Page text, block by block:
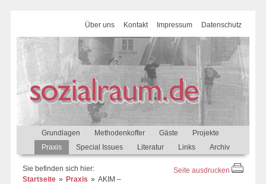
Über uns Kontakt Impressum Datenschutz
Grundlagen Methodenkoffer Gäste
Projekte
Praxis
Special Issues Literatur Links Archiv
Seite ausdrucken
Sie befinden sich hier:
Startseite
Praxis
AKIM –